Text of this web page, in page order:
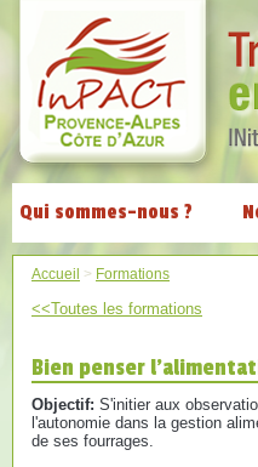
Qui sommes-nous ?
Accueil > Formations
<<Toutes les formations
Bien penser
Objectif: S'initier aux
l'autonomie dans la gestion
de ses fourrages.